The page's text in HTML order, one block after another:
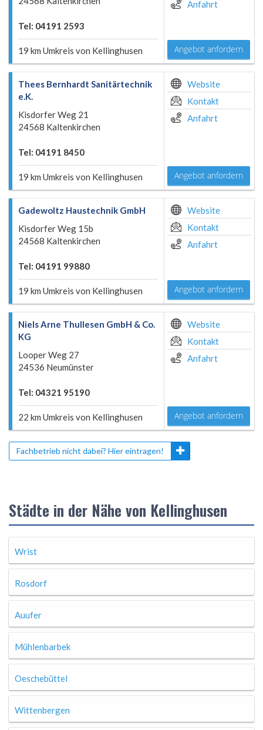
Tel: 04191 2593
19 km Umkreis von Kellinghusen
Anfahrt
Angebot anfordern
Thees Bernhardt Sanitärtechnik
e.K.
Kisdorfer Weg 21
24568 Kaltenkirchen
Tel: 04191 8450
19 km Umkreis von Kellinghusen
Website
Kontakt
Anfahrt
Angebot anfordern
Gadewoltz Haustechnik GmbH
Kisdorfer Weg 15b
24568 Kaltenkirchen
Tel: 04191 99880
19 km Umkreis von Kellinghusen
Website
Kontakt
Anfahrt
Angebot anfordern
Niels Arne Thullesen GmbH & Co.
KG
Looper Weg 27
24536 Neumünster
Tel: 04321 95190
22 km Umkreis von Kellinghusen
Website
Kontakt
Anfahrt
Angebot anfordern
Fachbetrieb nicht dabei? Hier eintragen!
Städte in der Nähe von Kellinghusen
Wrist
Rosdorf
Auufer
Mühlenbarbek
Oeschebüttel
Wittenbergen